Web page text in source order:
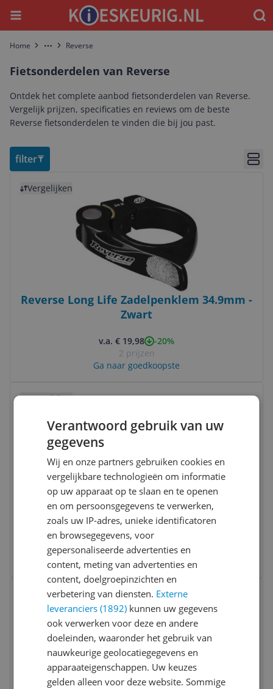
Menu
Home More Reverse
Fietsonderdelen van Reverse
Ontdek het complete aanbod fietsonderdelen van Reverse.
Vergelijk prijzen, specificaties en reviews om de beste
Reverse fietsonderdelen te vinden die bij jou past.
filter
Vergelijken
Reverse Long Life Zadelpenklem 34.9mm -
Zwart
v.a. € 19,98
-20%
2 prijzen
Ga naar goedkoopste
Vergelijken
Reverse Angle Spacer - Zwart
v.a. € 24,22
2 prijzen
Ga naar goedkoopste
Vergelijken
Bekijk product
Verantwoord gebruik van uw
gegevens
Wij en onze partners gebruiken cookies en
vergelijkbare technologieën om informatie
op uw apparaat op te slaan en te openen
en om persoonsgegevens te verwerken,
zoals uw IP-adres, unieke identificatoren
en browsegegevens, voor
gepersonaliseerde advertenties en
content, meting van advertenties en
content, doelgroepinzichten en
verbetering van diensten. Externe
leveranciers (1892) kunnen uw gegevens
ook verwerken voor deze en andere
doeleinden, waaronder het gebruik van
nauwkeurige geolocatiegegevens en
apparaateigenschappen. Uw keuzes
gelden alleen voor deze website. Sommige